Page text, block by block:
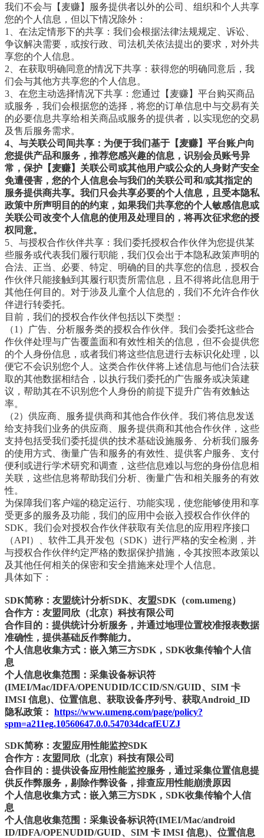
我们不会与【麦赚】服务提供者以外的公司、组织和个人共享
您的个人信息，但以下情况除外：
1、在法定情形下的共享：我们会根据法律法规规定、诉讼、
争议解决需要，或按行政、司法机关依法提出的要求，对外共
享您的个人信息。
2、在获取明确同意的情况下共享：获得您的明确同意后，我
们会与其他方共享您的个人信息。
3、在您主动选择情况下共享：您通过【麦赚】平台购买商品
或服务，我们会根据您的选择，将您的订单信息中与交易有关
的必要信息共享给相关商品或服务的提供者，以实现您的交易
及售后服务需求。
4、与关联公司间共享：为便于我们基于【麦赚】平台账户向
您提供产品和服务，推荐您感兴趣的信息，识别会员账号异
常，保护【麦赚】关联公司或其他用户或公众的人身财产安全
免遭侵害，您的个人信息会与我们的关联公司和/或其指定的
服务提供商共享。我们只会共享必要的个人信息，且受本隐私
政策中所声明目的的约束，如果我们共享您的个人敏感信息或
关联公司改变个人信息的使用及处理目的，将再次征求您的授
权同意。
5、与授权合作伙伴共享：我们委托授权合作伙伴为您提供某
些服务或代表我们履行职能，我们仅会出于本隐私政策声明的
合法、正当、必要、特定、明确的目的共享您的信息，授权合
作伙伴只能接触到其履行职责所需信息，且不得将此信息用于
其他任何目的。对于涉及儿童个人信息的，我们不允许合作伙
伴进行转委托。
目前，我们的授权合作伙伴包括以下类型：
（1）广告、分析服务类的授权合作伙伴。我们会委托这些合
作伙伴处理与广告覆盖面和有效性相关的信息，但不会提供您
的个人身份信息，或者我们将这些信息进行去标识化处理，以
便它不会识别您个人。这类合作伙伴将上述信息与他们合法获
取的其他数据相结合，以执行我们委托的广告服务或决策建
议，帮助其在不识别您个人身份的前提下提升广告有效触达
率。
（2）供应商、服务提供商和其他合作伙伴。我们将信息发送
给支持我们业务的供应商、服务提供商和其他合作伙伴，这些
支持包括受我们委托提供的技术基础设施服务、分析我们服务
的使用方式、衡量广告和服务的有效性、提供客户服务、支付
便利或进行学术研究和调查，这些信息难以与您的身份信息相
关联，这些信息将帮助我们分析、衡量广告和相关服务的有效
性。
为保障我们客户端的稳定运行、功能实现，使您能够使用和享
受更多的服务及功能，我们的应用中会嵌入授权合作伙伴的
SDK。我们会对授权合作伙伴获取有关信息的应用程序接口
（API）、软件工具开发包（SDK）进行严格的安全检测，并
与授权合作伙伴约定严格的数据保护措施，令其按照本政策以
及其他任何相关的保密和安全措施来处理个人信息。
具体如下：
SDK简称：友盟统计分析SDK、友盟SDK（com.umeng）
合作方：友盟同欣（北京）科技有限公司
合作目的：提供统计分析服务，并通过地理位置校准报表数据
准确性，提供基础反作弊能力。
个人信息收集方式：嵌入第三方SDK，SDK收集传输个人信
息
个人信息收集范围：采集设备标识符
(IMEI/Mac/IDFA/OPENUDID/ICCID/SN/GUID、SIM 卡
IMSI 信息)、位置信息、获取设备序列号、获取Android_ID
隐私政策： https://www.umeng.com/page/policy?
spm=a211eg.10560647.0.0.547034dcafEUZJ
SDK简称：友盟应用性能监控SDK
合作方：友盟同欣（北京）科技有限公司
合作目的：提供设备应用性能监控服务，通过采集位置信息提
供反作弊服务，剔除作弊设备，排查应用性能崩溃原因
个人信息收集方式：嵌入第三方SDK，SDK收集传输个人信
息
个人信息收集范围：采集设备标识符(IMEI/Mac/android
ID/IDFA/OPENUDID/GUID、SIM 卡 IMSI 信息)、位置信息